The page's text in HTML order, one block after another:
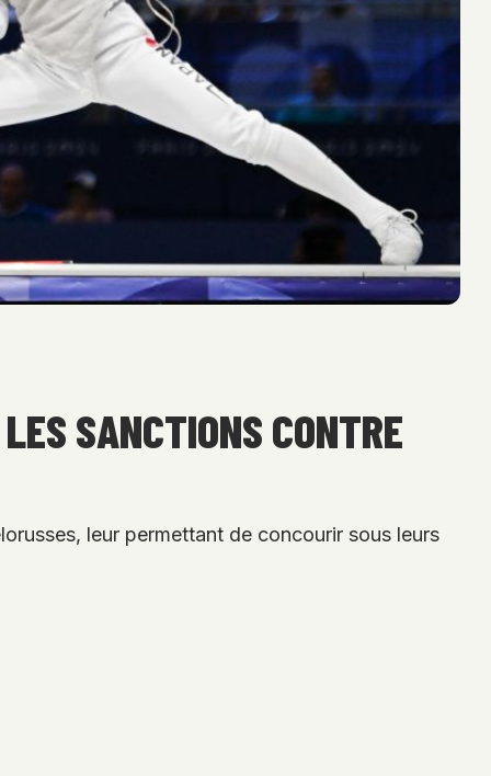
SANCTIONS CONTRE
leur permettant de concourir sous leurs